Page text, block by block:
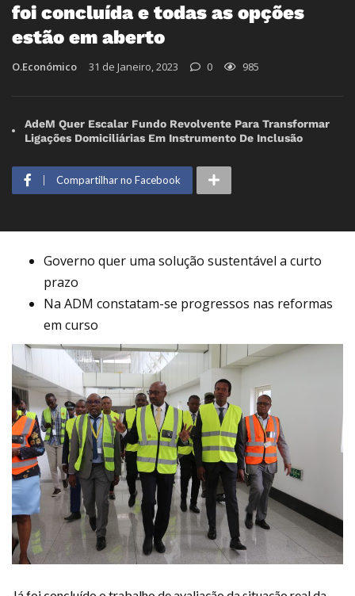
foi concluída e todas as opções
estão em aberto
O.Económico 31 de Janeiro, 2023 0 985
AdeM Quer Escalar Fundo Revolvente Para Transformar
Ligações Domiciliárias Em Instrumento De Inclusão
Compartilhar no Facebook
Governo quer uma solução sustentável a curto
prazo
Na ADM constatam-se progressos nas reformas
em curso